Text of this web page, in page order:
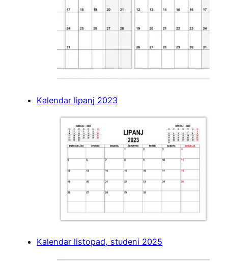
Kalendar lipanj 2023
Kalendar listopad, studeni 2025